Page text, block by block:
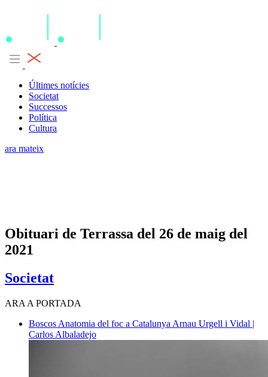
Últimes notícies
Societat
Successos
Política
Cultura
ara mateix
Obituari de Terrassa del 26 de maig del
2021
Societat
ARA A PORTADA
Boscos Anatomia del foc a Catalunya Arnau Urgell i Vidal |
Carlos Albaladejo